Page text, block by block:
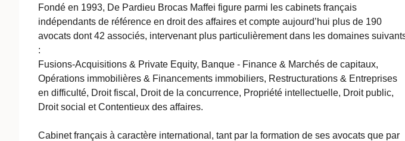
Fondé en 1993, De Pardieu Brocas Maffei figure parmi les cabinets français
indépendants de référence en droit des affaires et compte aujourd’hui plus de 190
avocats dont 42 associés, intervenant plus particulièrement dans les domaines
:
Fusions-Acquisitions & Private Equity, Banque - Finance & Marchés de capitaux,
Opérations immobilières & Financements immobiliers, Restructurations & Entreprises
en difficulté, Droit fiscal, Droit de la concurrence, Propriété intellectuelle, Droit public,
Droit social et Contentieux des affaires.
Cabinet français à caractère international, tant par la formation de ses avocats que par